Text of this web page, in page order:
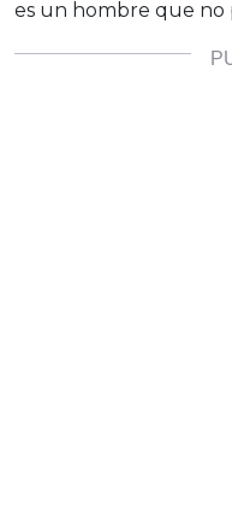
es un hombre que no